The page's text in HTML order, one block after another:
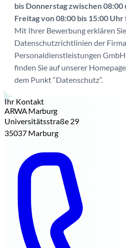
bis Donnerstag zwischen 08:00
Freitag von 08:00 bis 15:00
Mit Ihrer Bewerbung erklären
Datenschutzrichtlinien der
Personaldienstleistungen
finden Sie auf unserer Homepage
dem Punkt “Datenschutz”.
Ihr Kontakt
ARWA Marburg
Universitätsstraße 29
35037 Marburg